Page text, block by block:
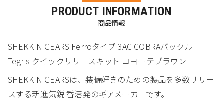
PRODUCT INFORMATION
商品情報
SHEKKIN GEARS Ferroタイプ 3AC COBRAバックル
Tegris クイックリリースキット コヨーテブラウン
SHEKKIN GEARSは、装備好きのための製品を多数リリー
スする新進気鋭 香港発のギアメーカーです。